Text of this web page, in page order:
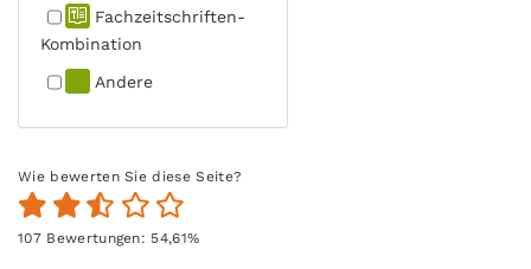
Fachzeit­schriften-
Kombination
Andere
Wie bewerten Sie diese Seite?
107Bewertungen: 54,61%